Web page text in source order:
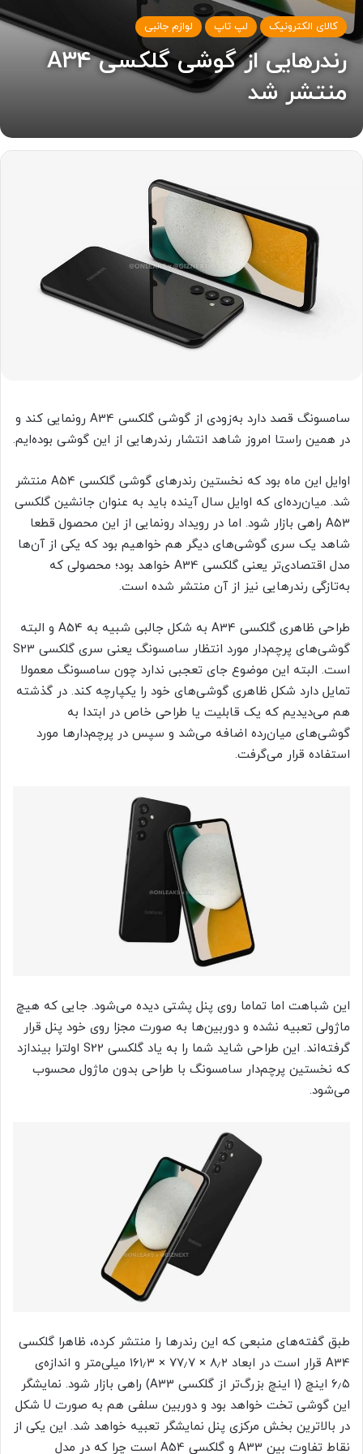
کالای الکترونیک لپ تاپ لوازم جانبی
رندرهایی از گوشی گلکسی A34
منتشر شد
سامسونگ قصد دارد به‌زودی از گوشی گلکسی A34 رونمایی کند و
در همین راستا امروز شاهد انتشار رندرهایی از این گوشی بوده‌ایم.
اوایل این ماه بود که نخستین رندرهای گوشی گلکسی A54 منتشر
شد. میان‌رده‌ای که اوایل سال آینده باید به عنوان جانشین گلکسی
A53 راهی بازار شود. اما در رویداد رونمایی از این محصول قطعا
شاهد یک سری گوشی‌های دیگر هم خواهیم بود که یکی از آن‌ها
مدل اقتصادی‌تر یعنی گلکسی A34 خواهد بود؛ محصولی که
به‌تازگی رندرهایی نیز از آن منتشر شده است.
طراحی ظاهری گلکسی A34 به شکل جالبی شبیه به A54 و البته
گوشی‌های پرچم‌دار مورد انتظار سامسونگ یعنی سری گلکسی S23
است. البته این موضوع جای تعجبی ندارد چون سامسونگ معمولا
تمایل دارد شکل ظاهری گوشی‌های خود را یکپارچه کند. در گذشته
هم می‌دیدیم که یک قابلیت یا طراحی خاص در ابتدا به
گوشی‌های میان‌رده اضافه می‌شد و سپس در پرچم‌دارها مورد
استفاده قرار می‌گرفت.
این شباهت اما تماما روی پنل پشتی دیده می‌شود. جایی که هیچ
ماژولی تعبیه نشده و دوربین‌ها به صورت مجزا روی خود پنل قرار
گرفته‌اند. این طراحی شاید شما را به یاد گلکسی S22 اولترا بیندازد
که نخستین پرچم‌دار سامسونگ با طراحی بدون ماژول محسوب
می‌شود.
طبق گفته‌های منبعی که این رندرها را منتشر کرده، ظاهرا گلکسی
A34 قرار است در ابعاد ۸٫۲ × ۷۷٫۷ × ۱۶۱٫۳ میلی‌متر و اندازه‌ی
۶٫۵ اینچ (۱ اینچ بزرگ‌تر از گلکسی A33) راهی بازار شود. نمایشگر
این گوشی تخت خواهد بود و دوربین سلفی هم به صورت U شکل
در بالاترین بخش مرکزی پنل نمایشگر تعبیه خواهد شد. این یکی از
نقاط تفاوت بین A33 و گلکسی A54 است چرا که در مدل